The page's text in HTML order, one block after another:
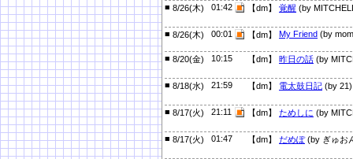
■ 8/26(木) 01:42 【dm】 覚醒 (by
■ 8/26(木) 00:01 【dm】 My Friend (by
■ 8/20(金) 10:15 【dm】 昨日の話 (by
■ 8/18(水) 21:59 【dm】 電太鼓日記 (by 21)
■ 8/17(火) 21:11 【dm】 ためしに (by
■ 8/17(火) 01:47 【dm】 だめぽ(by ぎゅお